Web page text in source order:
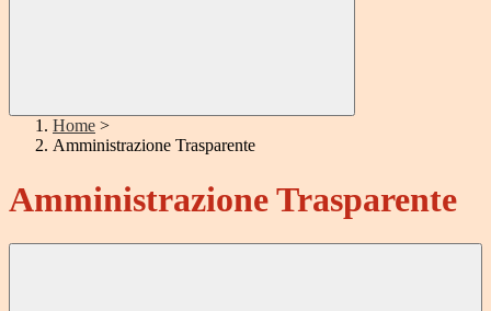
Home >
Amministrazione Trasparente
Amministrazione Trasparente